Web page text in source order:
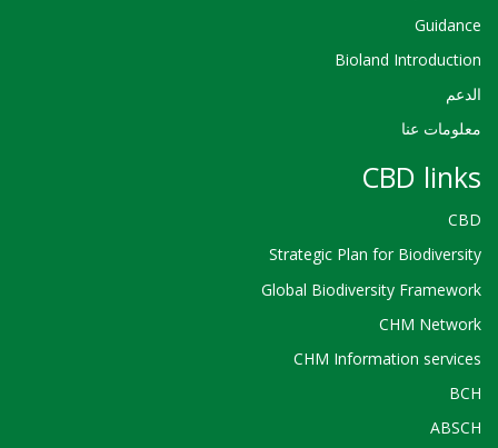
Guidance
Bioland Introduction
الدعم
معلومات عنا
CBD links
CBD
Strategic Plan for Biodiversity
Global Biodiversity Framework
CHM Network
CHM Information services
BCH
ABSCH